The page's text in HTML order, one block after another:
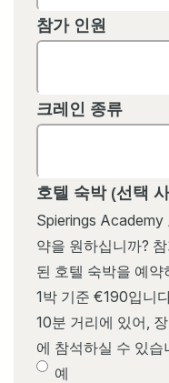
참가 인원
크레인 종류
호텔 숙박 (선택
Spierings Academy
약을 원하십니까? 참가자께서는 조식과 석식이 포함
된 호텔 숙박을 예
1박 기준 €190입니
10분 거리에 있어,
에 참석하실 수 있습
예